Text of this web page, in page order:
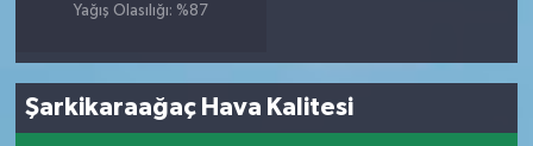
Yağış Olasılığı: %87
Şarkikaraağaç Hava Kalitesi